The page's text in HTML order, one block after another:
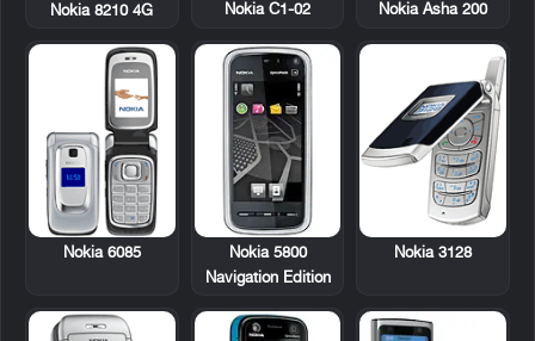
Nokia Asha 200
Nokia C1-02
Nokia 8210 4G
Nokia 3128
Nokia 5800
Navigation Edition
Nokia 6085